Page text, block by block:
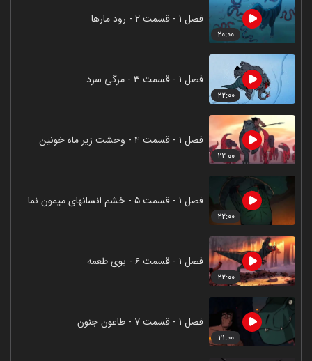
۲۰:۰۰
فصل ۱ - قسمت ۲ - رود مارها
۲۲:۰۰
فصل ۱ - قسمت ۳ - مرگی سرد
۲۲:۰۰
فصل ۱ - قسمت ۴ - وحشت زیر ماه خونین
۲۲:۰۰
فصل ۱ - قسمت ۵ - خشم انسانهای میمون نما
۲۲:۰۰
فصل ۱ - قسمت ۶ - بوی طعمه
۲۱:۰۰
فصل ۱ - قسمت ۷ - طاعون جنون